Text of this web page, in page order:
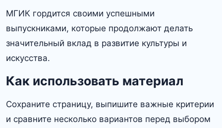
МГИК гордится своими успешными
выпускниками, которые продолжают делать
значительный вклад в развитие культуры и
искусства.​
Как использовать материал
Сохраните страницу, выпишите важные критерии
и сравните несколько вариантов перед выбором